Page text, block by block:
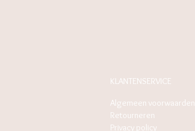
KLANTENSERVICE
Algemeen voorwaarden
Retourneren
Privacy policy